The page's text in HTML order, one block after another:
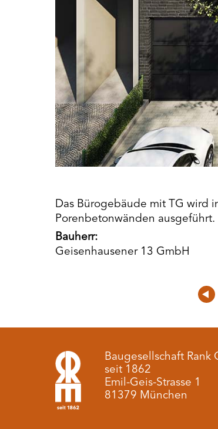
Das Bürogebäude mit TG wird
Porenbetonwänden ausgeführt.
Bauherr:
Geisenhausener 13 GmbH
Baugesellschaft Rank
seit 1862
Emil-Geis-Strasse 1
81379 München